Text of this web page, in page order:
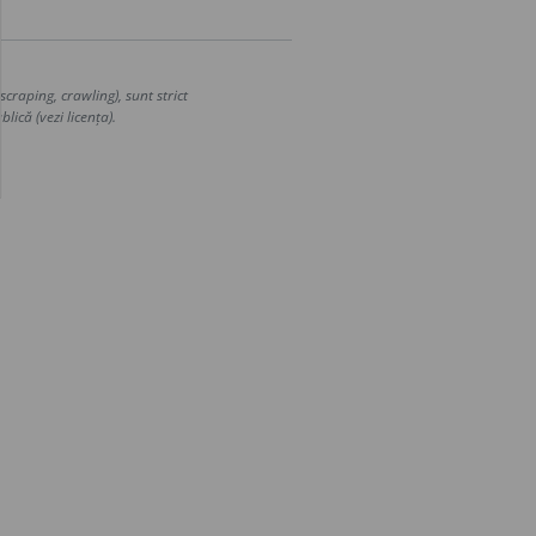
crawling), sunt strict
(vezi licența).